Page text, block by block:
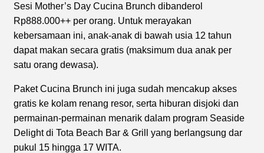
Sesi Mother’s Day Cucina Brunch dibanderol
Rp888.000++ per orang. Untuk merayakan
kebersamaan ini, anak-anak di bawah usia 12 tahun
dapat makan secara gratis (maksimum dua anak per
satu orang dewasa).
Paket Cucina Brunch ini juga sudah mencakup akses
gratis ke kolam renang resor, serta hiburan disjoki dan
permainan-permainan menarik dalam program Seaside
Delight di Tota Beach Bar & Grill yang berlangsung dar
pukul 15 hingga 17 WITA.